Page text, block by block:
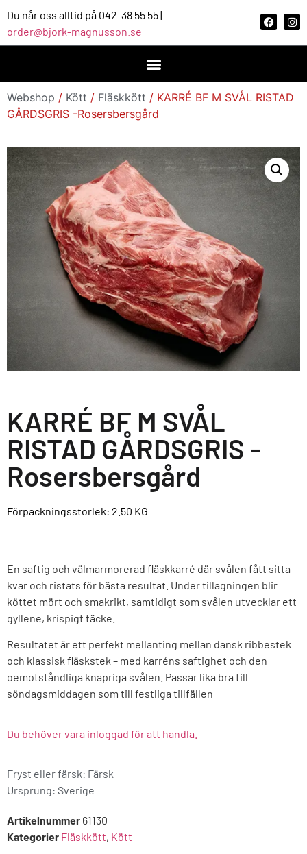
Du når oss alltid på 042-38 55 55 |
order@bjork-magnusson.se
Webshop / Kött / Fläskkött / KARRÉ BF M SVÅL RISTAD
GÅRDSGRIS -Rosersbersgård
KARRÉ BF M SVÅL
RISTAD GÅRDSGRIS -
Rosersbersgård
Förpackningsstorlek: 2.50 KG
En saftig och välmarmorerad fläskkarré där svålen fått sitta
kvar och ristats för bästa resultat. Under tillagningen blir
köttet mört och smakrikt, samtidigt som svålen utvecklar ett
gyllene, krispigt täcke.
Resultatet är ett perfekt mellanting mellan dansk ribbestek
och klassisk fläskstek – med karréns saftighet och den
oemotståndliga knapriga svålen. Passar lika bra till
söndagsmiddagen som till festliga tillfällen
Du behöver vara inloggad för att handla.
Fryst eller färsk: Färsk
Ursprung: Sverige
Artikelnummer 61130
Kategorier Fläskkött, Kött